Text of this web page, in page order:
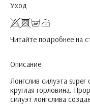
Уход
Читайте подробнее на
Описание
Лонгслив силуэта
круглая горловина.
силуэт лонгслива